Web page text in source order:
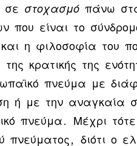
σε στοχασμό πάνω
που είναι το
η φιλοσοφία του
κρατικής της
πνεύμα με
ή με την αναγκαία
πνεύμα. Μέχρι
διότι ο